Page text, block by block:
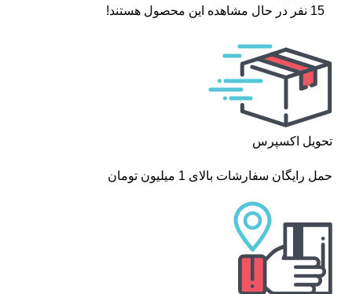
15 نفر در حال مشاهده این محصول هستند!
تحویل اکسپرس
حمل رایگان سفارشات بالای 1 میلیون تومان